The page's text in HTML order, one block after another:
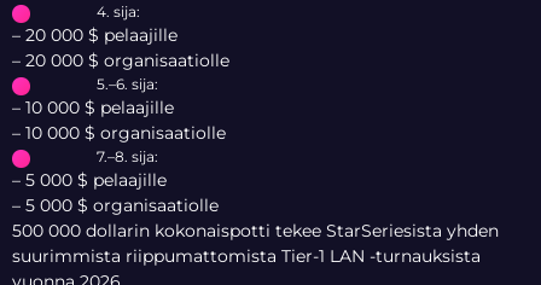
4. sija:
– 20 000 $ pelaajille
– 20 000 $ organisaatiolle
5.–6. sija:
– 10 000 $ pelaajille
– 10 000 $ organisaatiolle
7.–8. sija:
– 5 000 $ pelaajille
– 5 000 $ organisaatiolle
500 000 dollarin kokonaispotti tekee StarSeriesista yhden
suurimmista riippumattomista Tier-1 LAN -turnauksista